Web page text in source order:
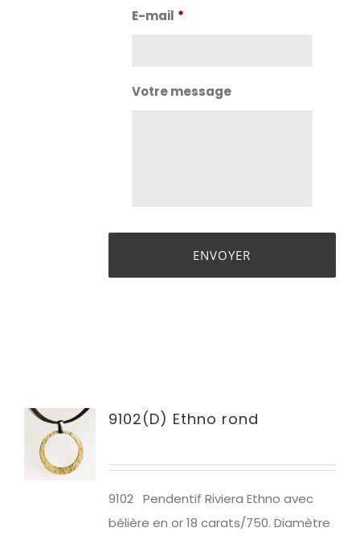
E-mail *
Votre message
9102(D) Ethno rond
9102 Pendentif Riviera Ethno avec
bélière en or18 carats/750. Diamètre